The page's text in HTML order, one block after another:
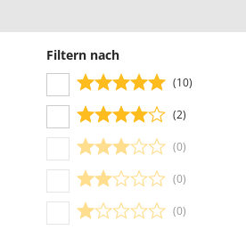
Filtern nach
(10)
(2)
(0)
(0)
(0)